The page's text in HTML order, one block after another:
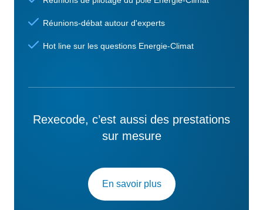
Réunions-débat autour d'experts
Hot line sur les questions Energie-Climat
Rexecode, c’est aussi des prestations
sur mesure
En savoir plus